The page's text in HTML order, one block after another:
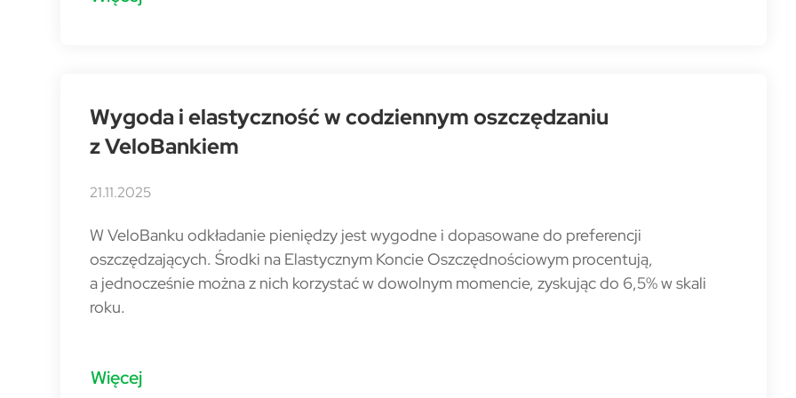
Wygoda i elastyczność w codziennym oszczędzaniu
z VeloBankiem
21.11.2025
W VeloBanku odkładanie pieniędzy jest wygodne i dopasowane do preferencji
oszczędzających. Środki na Elastycznym Koncie Oszczędnościowym procentują,
a jednocześnie można z nich korzystać w dowolnym momencie, zyskując do 6,5% w skali
roku.
Więcej